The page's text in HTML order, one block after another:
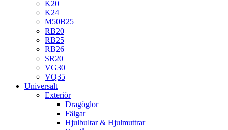
K20
K24
M50B25
RB20
RB25
RB26
SR20
VG30
VQ35
Universalt
Exteriör
Dragöglor
Fälgar
Hjulbultar & Hjulmuttrar